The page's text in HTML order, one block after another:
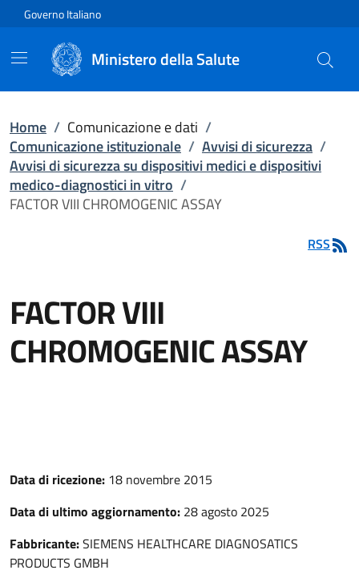
Vai direttamente al contenuto
Governo Italiano
Ministero della Salute
Home / Comunicazione e dati /
Comunicazione istituzionale / Avvisi di sicurezza /
Avvisi di sicurezza su dispositivi medici e dispositivi
medico-diagnostici in vitro /
FACTOR VIII CHROMOGENIC ASSAY
RSS
FACTOR VIII
CHROMOGENIC ASSAY
Data di ricezione: 18 novembre 2015
Data di ultimo aggiornamento: 28 agosto 2025
Fabbricante:SIEMENS HEALTHCARE DIAGNOSATICS
PRODUCTS GMBH